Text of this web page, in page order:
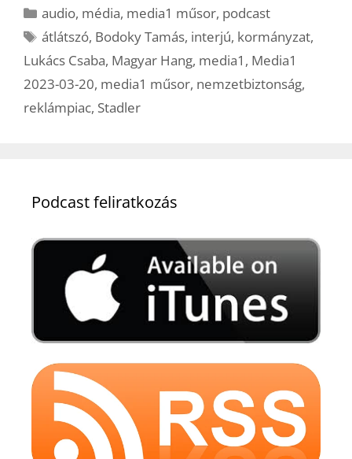
Kategória
audio, média, media1 műsor, podcast
Címkék
átlátszó, Bodoky Tamás, interjú, kormányzat,
Lukács Csaba, Magyar Hang, media1 , Media1
2023-03-20, media1 műsor, nemzetbiztonság,
reklámpiac, Stadler
Podcast feliratkozás